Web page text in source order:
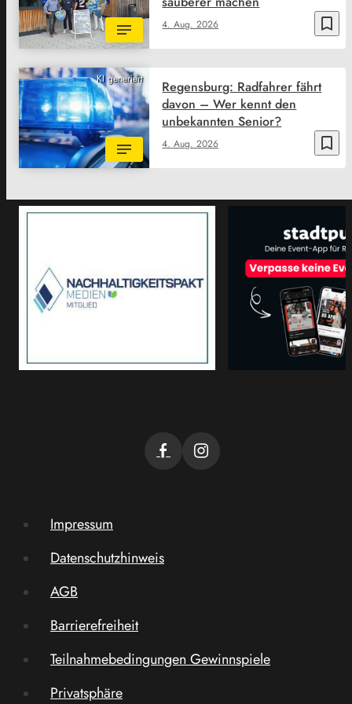
bookmark_border
4. Aug. 2026
KI generiert
bookmark_border
4. Aug. 2026
Regensburg: Radfahrer fährt
davon – Wer kennt den
unbekannten Senior?
Impressum
Datenschutzhinweis
AGB
Barrierefreiheit
Teilnahmebedingungen Gewinnspiele
Privatsphäre